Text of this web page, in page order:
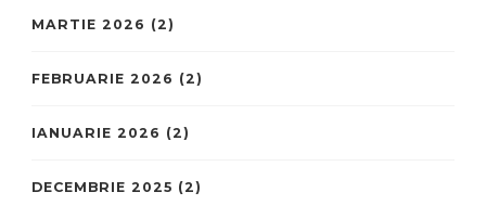
MARTIE 2026 (2)
FEBRUARIE 2026 (2)
IANUARIE 2026 (2)
DECEMBRIE 2025 (2)